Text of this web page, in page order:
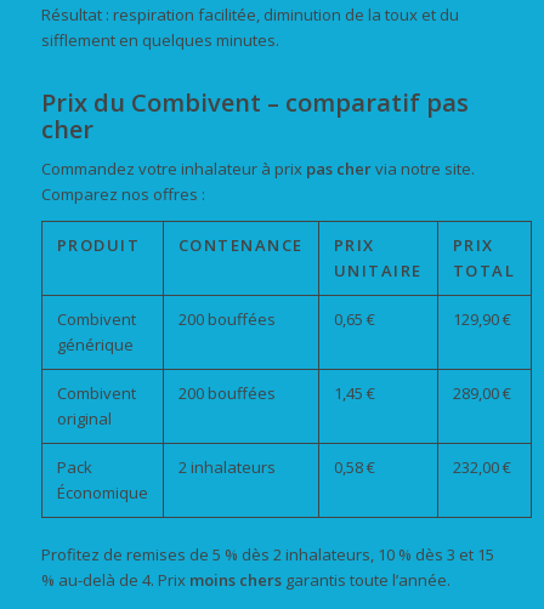
Résultat : respiration facilitée, diminution de la toux et du
sifflement en quelques minutes.
Prix du Combivent – comparatif pas
cher
Commandez votre inhalateur à prix pas chervia notre site.
Comparez nos offres :
PRODUIT CONTENANCE
PRIX
UNITAIRE
PRIX
TOTAL
Combivent
générique
200 bouffées 0,65 € 129,90 €
Combivent
original
200 bouffées 1,45 € 289,00 €
Pack
Économique
2 inhalateurs 0,58 € 232,00 €
Profitez de remises de 5 % dès 2 inhalateurs, 10 % dès 3 et 15
% au-delà de 4. Prix moins chersgarantis toute l’année.